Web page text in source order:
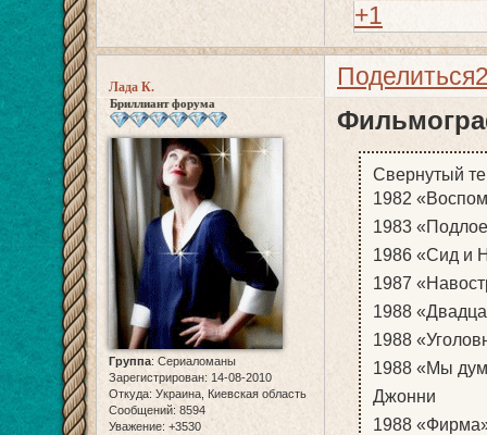
+1
Поделиться
Лада К.
Бриллиант форума
Группа: Сериаломаны
Зарегистрирован: 14-08-2010
Откуда: Украина, Киевская область
Сообщений: 8594
Уважение: +3530
Свернутый
1982
1983
1986 «Сид и
1987
1988
1988
1988 «Мы
Джонни
1988